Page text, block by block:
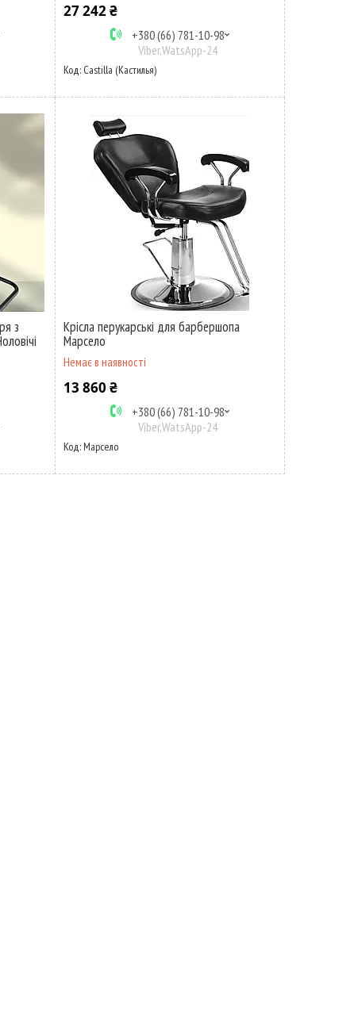
27 242 ₴
+380 (66) 781-10-98
Viber,WatsApp-24
Castilla (Кастилья)
з
Крісла перукарські для барбершопа
Марсело
Немає в наявності
13 860 ₴
+380 (66) 781-10-98
Viber,WatsApp-24
Марсело